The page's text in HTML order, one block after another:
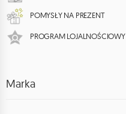
POMYSŁY NA PREZENT
PROGRAM LOJALNOŚCIOWY
Marka